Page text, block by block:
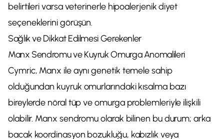
belirtileri varsa veterinerle hipoalerjenik diyet
seçeneklerini görüşün.
Sağlık ve Dikkat Edilmesi Gerekenler
Manx Sendromu ve Kuyruk Omurga Anomalileri
Cymric, Manx ile aynı genetik temele sahip
olduğundan kuyruk omurlarındaki kısalma bazı
bireylerde nöral tüp ve omurga problemleriyle ilişkili
olabilir. Manx sendromu olarak bilinen bu durum; arka
bacak koordinasyon bozukluğu, kabızlık veya